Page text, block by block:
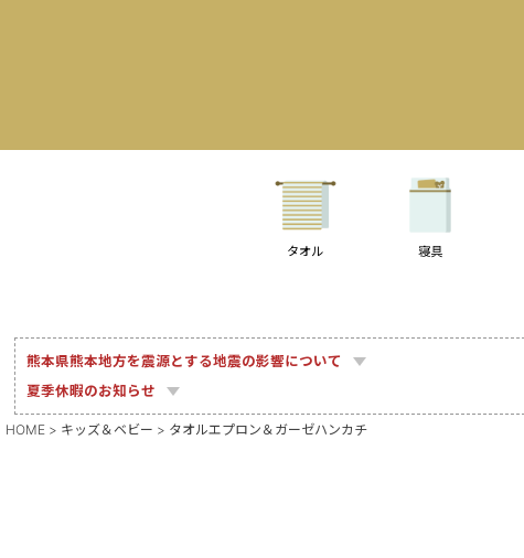
タオル 寝具
熊本県熊本地方を震源とする地震の影響について
夏季休暇のお知らせ
HOME キッズ＆ベビー タオルエプロン＆ガーゼハンカチ